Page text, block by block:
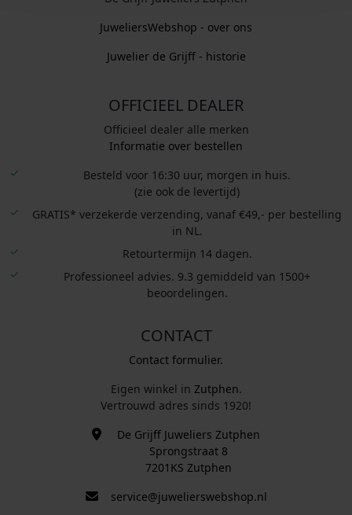
JuweliersWebshop - over ons
Juwelier de Grijff - historie
OFFICIEEL DEALER
Officieel dealer alle merken
Informatie over bestellen
Besteld voor 16:30 uur, morgen in huis.
(zie ook de levertijd)
GRATIS* verzekerde verzending, vanaf €49,- per bestelling
in NL.
Retourtermijn 14 dagen.
Professioneel advies. 9.3 gemiddeld van 1500+
beoordelingen.
CONTACT
Contact formulier.
Eigen winkel in Zutphen.
Vertrouwd adres sinds 1920!
De Grijff Juweliers Zutphen
Sprongstraat 8
7201KS Zutphen
service@juwelierswebshop.nl